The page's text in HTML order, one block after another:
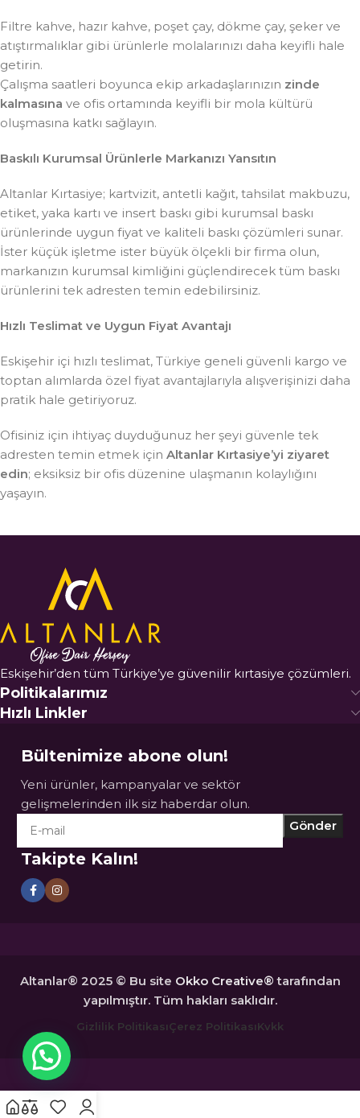
Filtre kahve, hazır kahve, poşet çay, dökme çay, şeker ve
atıştırmalıklar gibi ürünlerle molalarınızı daha keyifli hale
getirin.
Çalışma saatleri boyunca ekip arkadaşlarınızın zinde
kalmasına ve ofis ortamında keyifli bir mola kültürü
oluşmasına katkı sağlayın.
Baskılı Kurumsal Ürünlerle Markanızı Yansıtın
Altanlar Kırtasiye; kartvizit, antetli kağıt, tahsilat makbuzu,
etiket, yaka kartı ve insert baskı gibi kurumsal baskı
ürünlerinde uygun fiyat ve kaliteli baskı çözümleri sunar.
İster küçük işletme ister büyük ölçekli bir firma olun,
markanızın kurumsal kimliğini güçlendirecek tüm baskı
ürünlerini tek adresten temin edebilirsiniz.
Hızlı Teslimat ve Uygun Fiyat Avantajı
Eskişehir içi hızlı teslimat, Türkiye geneli güvenli kargo ve
toptan alımlarda özel fiyat avantajlarıyla alışverişinizi daha
pratik hale getiriyoruz.
Ofisiniz için ihtiyaç duyduğunuz her şeyi güvenle tek
adresten temin etmek için Altanlar Kırtasiye’yi ziyaret
edin; eksiksiz bir ofis düzenine ulaşmanın kolaylığını
yaşayın.
Eskişehir’den tüm Türkiye’ye güvenilir kırtasiye çözümleri.
Politikalarımız
Hızlı Linkler
Bültenimize abone olun!
Yeni ürünler, kampanyalar ve sektör
gelişmelerinden ilk siz haberdar olun.
Takipte Kalın!
Altanlar® 2025 © Bu site Okko Creative® tarafından
yapılmıştır. Tüm hakları saklıdır.
Gizlilik PolitikasıÇerez PolitikasıKvkk